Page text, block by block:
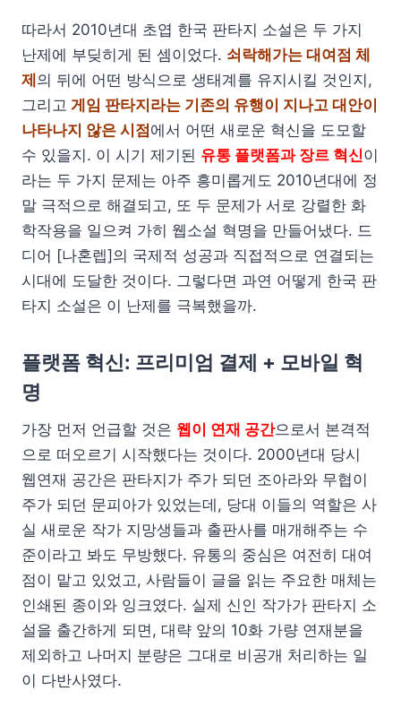
따라서 2010년대 초엽 한국 판타지 소설은 두 가지
난제에 부딪히게 된 셈이었다. 쇠락해가는 대여점 체
제의 뒤에 어떤 방식으로 생태계를 유지시킬 것인지,
그리고 게임 판타지라는 기존의 유행이 지나고 대안이
나타나지 않은 시점에서 어떤 새로운 혁신을 도모할
수 있을지. 이 시기 제기된 유통 플랫폼과 장르 혁신이
라는 두 가지 문제는 아주 흥미롭게도 2010년대에 정
말 극적으로 해결되고, 또 두 문제가 서로 강렬한 화
학작용을 일으켜 가히 웹소설 혁명을 만들어냈다. 드
디어 [나혼렙]의 국제적 성공과 직접적으로 연결되는
시대에 도달한 것이다. 그렇다면 과연 어떻게 한국 판
타지 소설은 이 난제를 극복했을까.
플랫폼 혁신: 프리미엄 결제 + 모바일 혁
명
가장 먼저 언급할 것은 웹이 연재 공간으로서 본격적
으로 떠오르기 시작했다는 것이다. 2000년대 당시
웹연재 공간은 판타지가 주가 되던 조아라와 무협이
주가 되던 문피아가 있었는데, 당대 이들의 역할은 사
실 새로운 작가 지망생들과 출판사를 매개해주는 수
준이라고 봐도 무방했다. 유통의 중심은 여전히 대여
점이 맡고 있었고, 사람들이 글을 읽는 주요한 매체는
인쇄된 종이와 잉크였다. 실제 신인 작가가 판타지 소
설을 출간하게 되면, 대략 앞의 10화 가량 연재분을
제외하고 나머지 분량은 그대로 비공개 처리하는 일
이 다반사였다.